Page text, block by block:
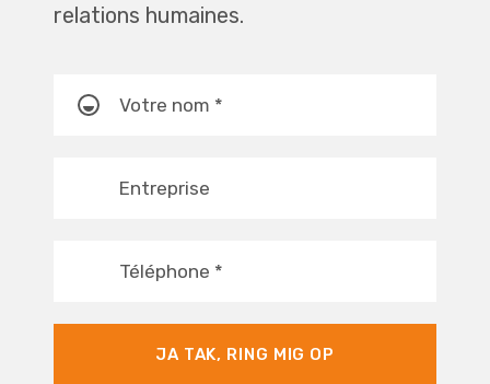
relations humaines.
Votre nom *
Entreprise
Téléphone *
JA TAK, RING MIG OP